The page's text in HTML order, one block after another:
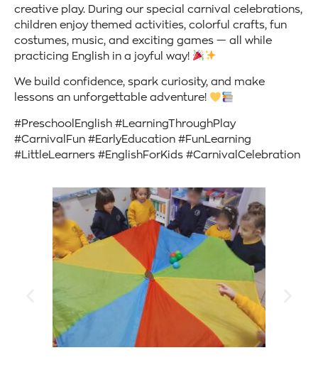
creative play. During our special carnival celebrations,
children enjoy themed activities, colorful crafts, fun
costumes, music, and exciting games — all while
practicing English in a joyful way!
We build confidence, spark curiosity, and make
lessons an unforgettable adventure!
#PreschoolEnglish #LearningThroughPlay
#CarnivalFun #EarlyEducation #FunLearning
#LittleLearners #EnglishForKids #CarnivalCelebration